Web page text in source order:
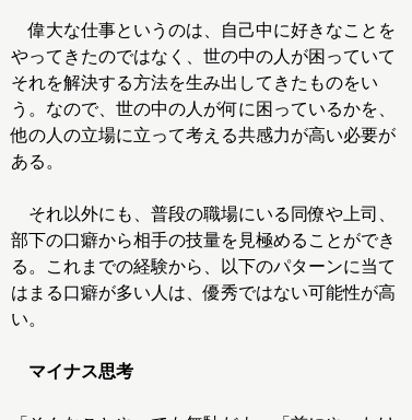
偉大な仕事というのは、自己中に好きなことを
やってきたのではなく、世の中の人が困っていて
それを解決する方法を生み出してきたものをい
う。なので、世の中の人が何に困っているかを、
他の人の立場に立って考える共感力が高い必要が
ある。
それ以外にも、普段の職場にいる同僚や上司、
部下の口癖から相手の技量を見極めることができ
る。これまでの経験から、以下のパターンに当て
はまる口癖が多い人は、優秀ではない可能性が高
い。
マイナス思考